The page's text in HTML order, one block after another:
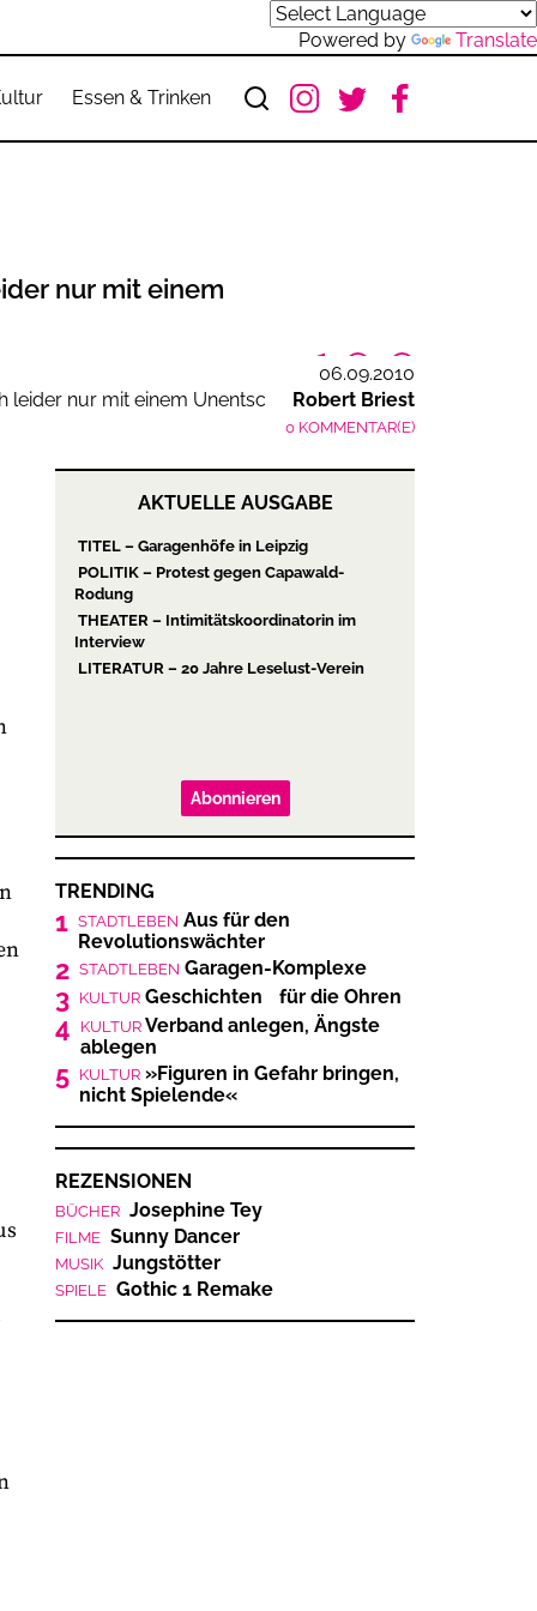
Powered by Translate
Essen & Trinken
nur mit einem
06.09.2010
Robert Briest
0 KOMMENTAR(E)
AKTUELLE AUSGABE
TITEL – Garagenhöfe in Leipzig
POLITIK – Protest gegen Capawald-
Rodung
THEATER – Intimitätskoordinatorin im
Interview
LITERATUR – 20 Jahre Leselust-Verein
Abonnieren
TRENDING
1 STADTLEBEN Aus für den
Revolutionswächter
2 STADTLEBEN Garagen-Komplexe
3 KULTUR Geschichten für die Ohren
4 KULTUR Verband anlegen, Ängste
ablegen
5 KULTUR »Figuren in Gefahr bringen,
nicht Spielende«
REZENSIONEN
BÜCHER Josephine Tey
FILME Sunny Dancer
MUSIK Jungstötter
SPIELE Gothic 1 Remake